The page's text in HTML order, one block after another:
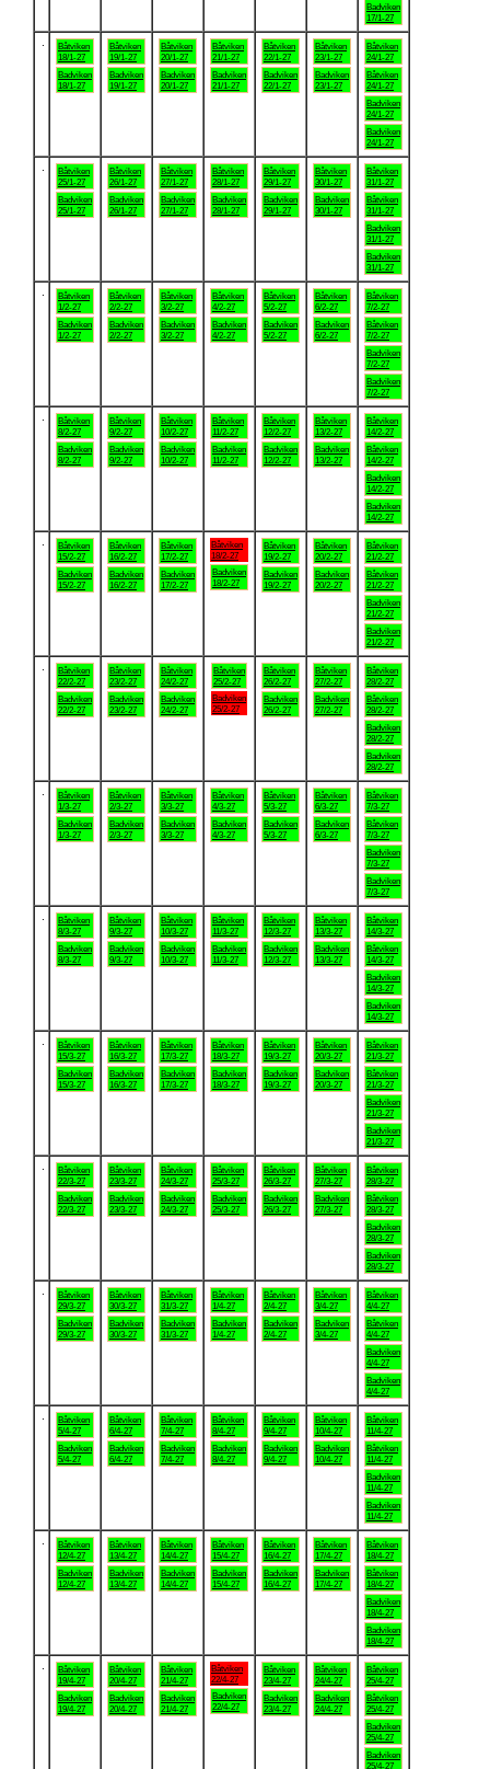
Badviken
17/1-27
Båtviken
18/1-27
Badviken
18/1-27
Båtviken
19/1-27
Badviken
19/1-27
Båtviken
20/1-27
Badviken
20/1-27
Båtviken
21/1-27
Badviken
21/1-27
Båtviken
22/1-27
Badviken
22/1-27
Båtviken
23/1-27
Badviken
23/1-27
Båtviken
24/1-27
Båtviken
24/1-27
Badviken
24/1-27
Badviken
24/1-27
Båtviken
25/1-27
Badviken
25/1-27
Båtviken
26/1-27
Badviken
26/1-27
Båtviken
27/1-27
Badviken
27/1-27
Båtviken
28/1-27
Badviken
28/1-27
Båtviken
29/1-27
Badviken
29/1-27
Båtviken
30/1-27
Badviken
30/1-27
Båtviken
31/1-27
Båtviken
31/1-27
Badviken
31/1-27
Badviken
31/1-27
Båtviken
1/2-27
Badviken
1/2-27
Båtviken
2/2-27
Badviken
2/2-27
Båtviken
3/2-27
Badviken
3/2-27
Båtviken
4/2-27
Badviken
4/2-27
Båtviken
5/2-27
Badviken
5/2-27
Båtviken
6/2-27
Badviken
6/2-27
Båtviken
7/2-27
Båtviken
7/2-27
Badviken
7/2-27
Badviken
7/2-27
Båtviken
8/2-27
Badviken
8/2-27
Båtviken
9/2-27
Badviken
9/2-27
Båtviken
10/2-27
Badviken
10/2-27
Båtviken
11/2-27
Badviken
11/2-27
Båtviken
12/2-27
Badviken
12/2-27
Båtviken
13/2-27
Badviken
13/2-27
Båtviken
14/2-27
Båtviken
14/2-27
Badviken
14/2-27
Badviken
14/2-27
Båtviken
15/2-27
Badviken
15/2-27
Båtviken
16/2-27
Badviken
16/2-27
Båtviken
17/2-27
Badviken
17/2-27
Båtviken
18/2-27
Badviken
18/2-27
Båtviken
19/2-27
Badviken
19/2-27
Båtviken
20/2-27
Badviken
20/2-27
Båtviken
21/2-27
Båtviken
21/2-27
Badviken
21/2-27
Badviken
21/2-27
Båtviken
22/2-27
Badviken
22/2-27
Båtviken
23/2-27
Badviken
23/2-27
Båtviken
24/2-27
Badviken
24/2-27
Båtviken
25/2-27
Badviken
25/2-27
Båtviken
26/2-27
Badviken
26/2-27
Båtviken
27/2-27
Badviken
27/2-27
Båtviken
28/2-27
Båtviken
28/2-27
Badviken
28/2-27
Badviken
28/2-27
Båtviken
1/3-27
Badviken
1/3-27
Båtviken
2/3-27
Badviken
2/3-27
Båtviken
3/3-27
Badviken
3/3-27
Båtviken
4/3-27
Badviken
4/3-27
Båtviken
5/3-27
Badviken
5/3-27
Båtviken
6/3-27
Badviken
6/3-27
Båtviken
7/3-27
Båtviken
7/3-27
Badviken
7/3-27
Badviken
7/3-27
Båtviken
8/3-27
Badviken
8/3-27
Båtviken
9/3-27
Badviken
9/3-27
Båtviken
10/3-27
Badviken
10/3-27
Båtviken
11/3-27
Badviken
11/3-27
Båtviken
12/3-27
Badviken
12/3-27
Båtviken
13/3-27
Badviken
13/3-27
Båtviken
14/3-27
Båtviken
14/3-27
Badviken
14/3-27
Badviken
14/3-27
Båtviken
15/3-27
Badviken
15/3-27
Båtviken
16/3-27
Badviken
16/3-27
Båtviken
17/3-27
Badviken
17/3-27
Båtviken
18/3-27
Badviken
18/3-27
Båtviken
19/3-27
Badviken
19/3-27
Båtviken
20/3-27
Badviken
20/3-27
Båtviken
21/3-27
Båtviken
21/3-27
Badviken
21/3-27
Badviken
21/3-27
Båtviken
22/3-27
Badviken
22/3-27
Båtviken
23/3-27
Badviken
23/3-27
Båtviken
24/3-27
Badviken
24/3-27
Båtviken
25/3-27
Badviken
25/3-27
Båtviken
26/3-27
Badviken
26/3-27
Båtviken
27/3-27
Badviken
27/3-27
Båtviken
28/3-27
Båtviken
28/3-27
Badviken
28/3-27
Badviken
28/3-27
Båtviken
29/3-27
Badviken
29/3-27
Båtviken
30/3-27
Badviken
30/3-27
Båtviken
31/3-27
Badviken
31/3-27
Båtviken
1/4-27
Badviken
1/4-27
Båtviken
2/4-27
Badviken
2/4-27
Båtviken
3/4-27
Badviken
3/4-27
Båtviken
4/4-27
Båtviken
4/4-27
Badviken
4/4-27
Badviken
4/4-27
Båtviken
5/4-27
Badviken
5/4-27
Båtviken
6/4-27
Badviken
6/4-27
Båtviken
7/4-27
Badviken
7/4-27
Båtviken
8/4-27
Badviken
8/4-27
Båtviken
9/4-27
Badviken
9/4-27
Båtviken
10/4-27
Badviken
10/4-27
Båtviken
11/4-27
Båtviken
11/4-27
Badviken
11/4-27
Badviken
11/4-27
Båtviken
12/4-27
Badviken
12/4-27
Båtviken
13/4-27
Badviken
13/4-27
Båtviken
14/4-27
Badviken
14/4-27
Båtviken
15/4-27
Badviken
15/4-27
Båtviken
16/4-27
Badviken
16/4-27
Båtviken
17/4-27
Badviken
17/4-27
Båtviken
18/4-27
Båtviken
18/4-27
Badviken
18/4-27
Badviken
18/4-27
Båtviken
19/4-27
Badviken
19/4-27
Båtviken
20/4-27
Badviken
20/4-27
Båtviken
21/4-27
Badviken
21/4-27
Båtviken
22/4-27
Badviken
22/4-27
Båtviken
23/4-27
Badviken
23/4-27
Båtviken
24/4-27
Badviken
24/4-27
Båtviken
25/4-27
Båtviken
25/4-27
Badviken
25/4-27
Badviken
25/4-27